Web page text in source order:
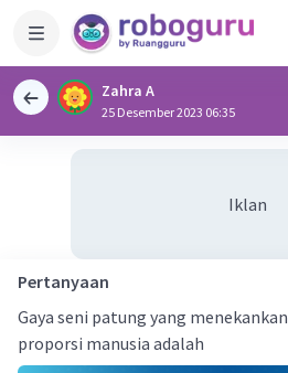
Zahra A
25 Desember 2023 06:35
Iklan
Pertanyaan
Gaya seni patung yang
proporsi manusia adalah